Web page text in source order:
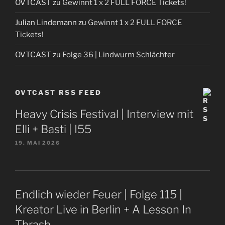
OVTCAST zu Gewinnt 1 x 2 FULL FORCE Tickets!
Julian Lindemann zu Gewinnt 1 x 2 FULL FORCE
Tickets!
OVTCAST zu Folge 36 | Lindwurm Schlächter
OVTCAST RSS FEED
Heavy Crisis Festival | Interview mit
Elli + Basti | I55
19. MAI 2026
Endlich wieder Feuer | Folge 115 |
Kreator Live in Berlin + A Lesson In